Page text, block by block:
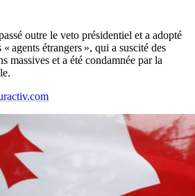
outre le veto présidentiel et a adopté
agents étrangers », qui a suscité des
massives et a été condamnée par la